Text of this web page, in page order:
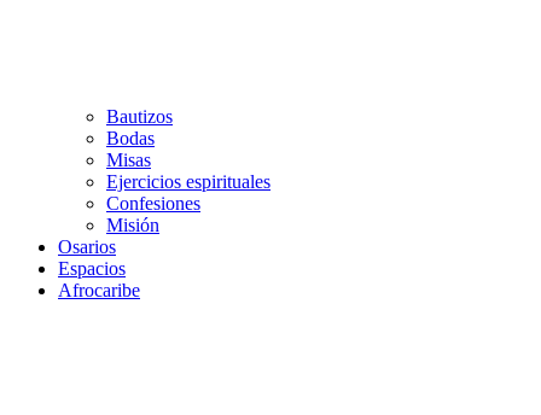
Bautizos
Bodas
Misas
Ejercicios espirituales
Confesiones
Misión
Osarios
Espacios
Afrocaribe